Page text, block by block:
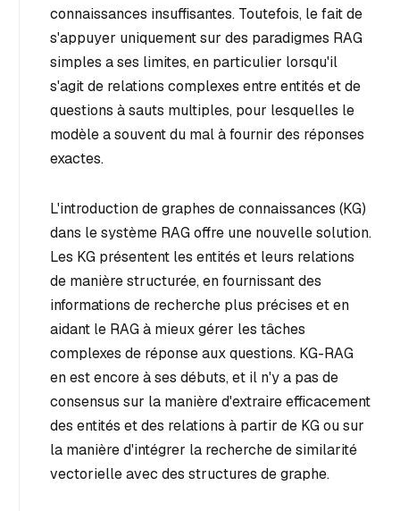
connaissances insuffisantes. Toutefois, le fait de
s'appuyer uniquement sur des paradigmes RAG
simples a ses limites, en particulier lorsqu'il
s'agit de relations complexes entre entités et de
questions à sauts multiples, pour lesquelles le
modèle a souvent du mal à fournir des réponses
exactes.
L'introduction de graphes de connaissances (KG)
dans le système RAG offre une nouvelle solution.
Les KG présentent les entités et leurs relations
de manière structurée, en fournissant des
informations de recherche plus précises et en
aidant le RAG à mieux gérer les tâches
complexes de réponse aux questions. KG-RAG
en est encore à ses débuts, et il n'y a pas de
consensus sur la manière d'extraire efficacement
des entités et des relations à partir de KG ou sur
la manière d'intégrer la recherche de similarité
vectorielle avec des structures de graphe.